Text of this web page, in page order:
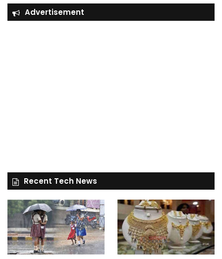
Advertisement
Recent Tech News